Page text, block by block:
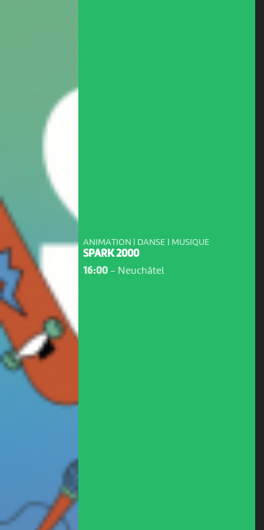
ANIMATION | DANSE | MUSIQUE
SPARK 2000
16:00- Neuchâtel